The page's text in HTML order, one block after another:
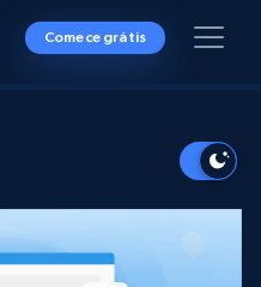
Comece grátis